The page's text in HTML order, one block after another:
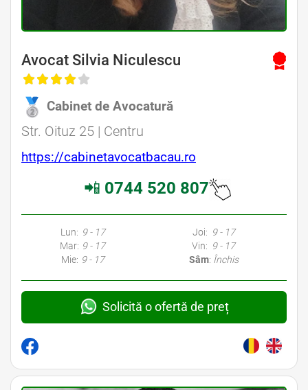
Avocat Silvia Niculescu
Cabinet de Avocatură
Str. Oituz 25 | Centru
https://cabinetavocatbacau.ro
📲 0744 520 807
Lun: 9 - 17
Mar: 9 - 17
Mie: 9 - 17
Joi: 9 - 17
Vin: 9 - 17
Sâm: Închis
Solicită o ofertă de preț